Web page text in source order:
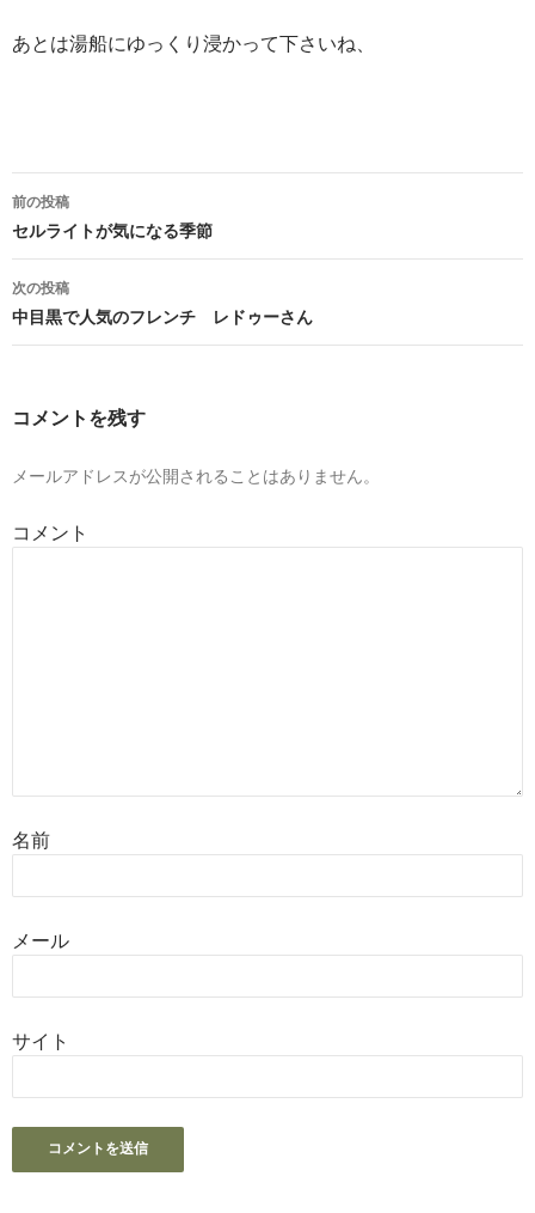
あとは湯船にゆっくり浸かって下さいね、
投
稿
ナ
ビ
ゲ
ー
ョ
ン
前の投稿
セルライトが気になる季節
次の投稿
中目黒で人気のフレンチ レドゥーさん
コメントを残す
メールアドレスが公開されることはありません。
コメント
名前
メール
サイト